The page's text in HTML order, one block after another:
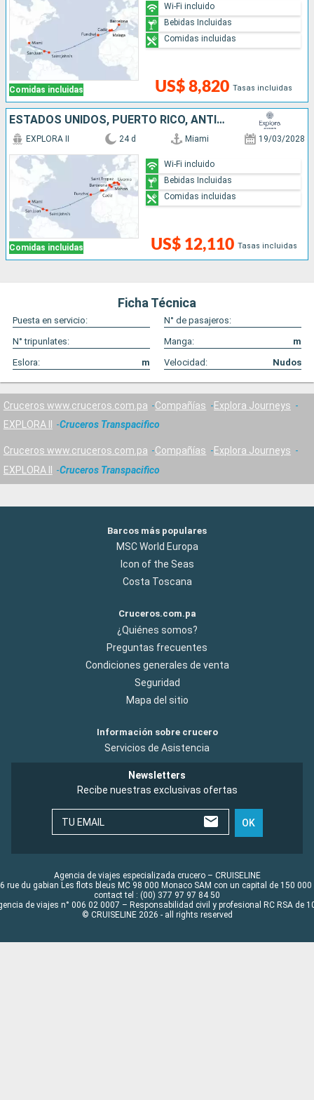
Comidas incluidas US$ 8,820 Tasas incluidas
Wi-Fi incluido
Bebidas Incluidas
Comidas incluidas
ESTADOS UNIDOS, PUERTO RICO, ANTIGUA Y BARBUDA, PORTUGAL, FRANCIA, MONACO, ITALIA, ESPAÑA
Comidas incluidas
EXPLORA II 24 d Miami 19/03/2028
US$ 12,110 Tasas incluidas
Wi-Fi incluido
Bebidas Incluidas
Comidas incluidas
Ficha Técnica
Puesta en servicio:
N° de pasajeros:
N° tripunlates:
Manga:
m
Eslora:
m Velocidad: Nudos
Cruceros www.cruceros.com.pa Compañías
Explora Journeys
EXPLORA II
Cruceros Transpacifico
Cruceros www.cruceros.com.pa Compañías
Explora Journeys
EXPLORA II
Cruceros Transpacifico
Barcos más populares
MSC World Europa
Icon of the Seas
Costa Toscana
Cruceros.com.pa
¿Quiénes somos?
Preguntas frecuentes
Condiciones generales de venta
Seguridad
Mapa del sitio
Información sobre crucero
Servicios de Asistencia
Newsletters
Recibe nuestras exclusivas ofertas
TU EMAIL OK
Agencia de viajes especializada crucero – CRUISELINE
rue du gabian Les flots bleus MC 98 000 Monaco SAM con un capital de 150 000
contact tel : (00) 377 97 97 84 50
de viajes n° 006 02 0007 – Responsabilidad civil y profesional RC RSA de
© CRUISELINE 2026 - all rights reserved